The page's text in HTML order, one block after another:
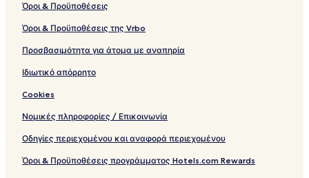
Όροι & Προϋποθέσεις
Όροι & Προϋποθέσεις της Vrbo
Προσβασιμότητα για άτομα με αναπηρία
Ιδιωτικό απόρρητο
Cookies
Νομικές πληροφορίες / Επικοινωνία
Οδηγίες περιεχομένου και αναφορά περιεχομένου
Όροι & Προϋποθέσεις προγράμματος Hotels.com Rewards